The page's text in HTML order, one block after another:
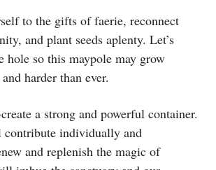
to the gifts of faerie, reconnect
and plant seeds aplenty. Let’s
hole so this maypole may grow
harder than ever.
a strong and powerful container.
individually and
and replenish the magic of